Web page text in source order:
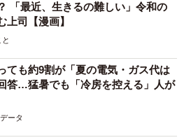
もある。なのに岡山の酒は影
因と考えられるのが平成初期ま
」だ。地方の酒蔵が自社の酒を
はブレンドなどで味を調えて自
みで、戦後、日本酒消費量が増
割り当てによる生産統制が続
「最近、生きるの難しい」令和の
上司【漫画】
ても約9割が「夏の電気・ガス代は
答…猛暑でも「冷房を控える」人が
ータ